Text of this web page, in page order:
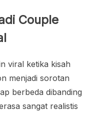
Couple
viral ketika kisah
menjadi sorotan
berbeda dibanding
sangat realistis